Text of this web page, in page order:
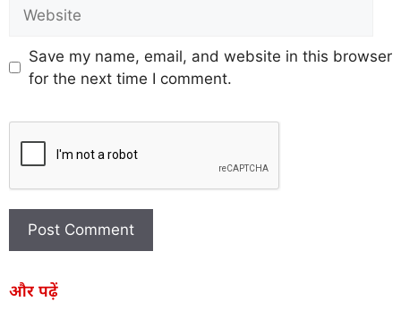
Save my name, email, and website in this browser
for the next time I comment.
और पढ़ें